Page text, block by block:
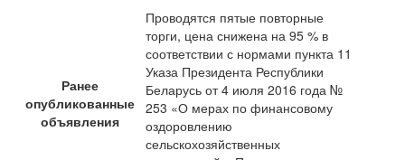
Ранее
опубликованные
объявления
Проводятся пятые повторные
торги, цена снижена на 95 % в
соответствии с нормами пункта 11
Указа Президента Республики
Беларусь от 4 июля 2016 года №
253 «О мерах по финансовому
оздоровлению
сельскохозяйственных